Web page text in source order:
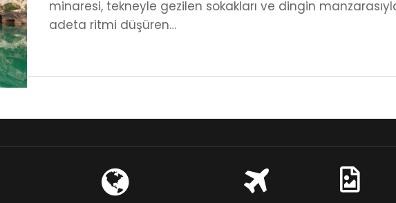
minaresi, tekneyle gezilen sokakları ve dingin
adeta ritmi düşüren…